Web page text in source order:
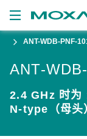
品
决方案
持
ANT-WDB-PNF-
ANT-
2.4 GHz 时为
N-type（母头
查看询价